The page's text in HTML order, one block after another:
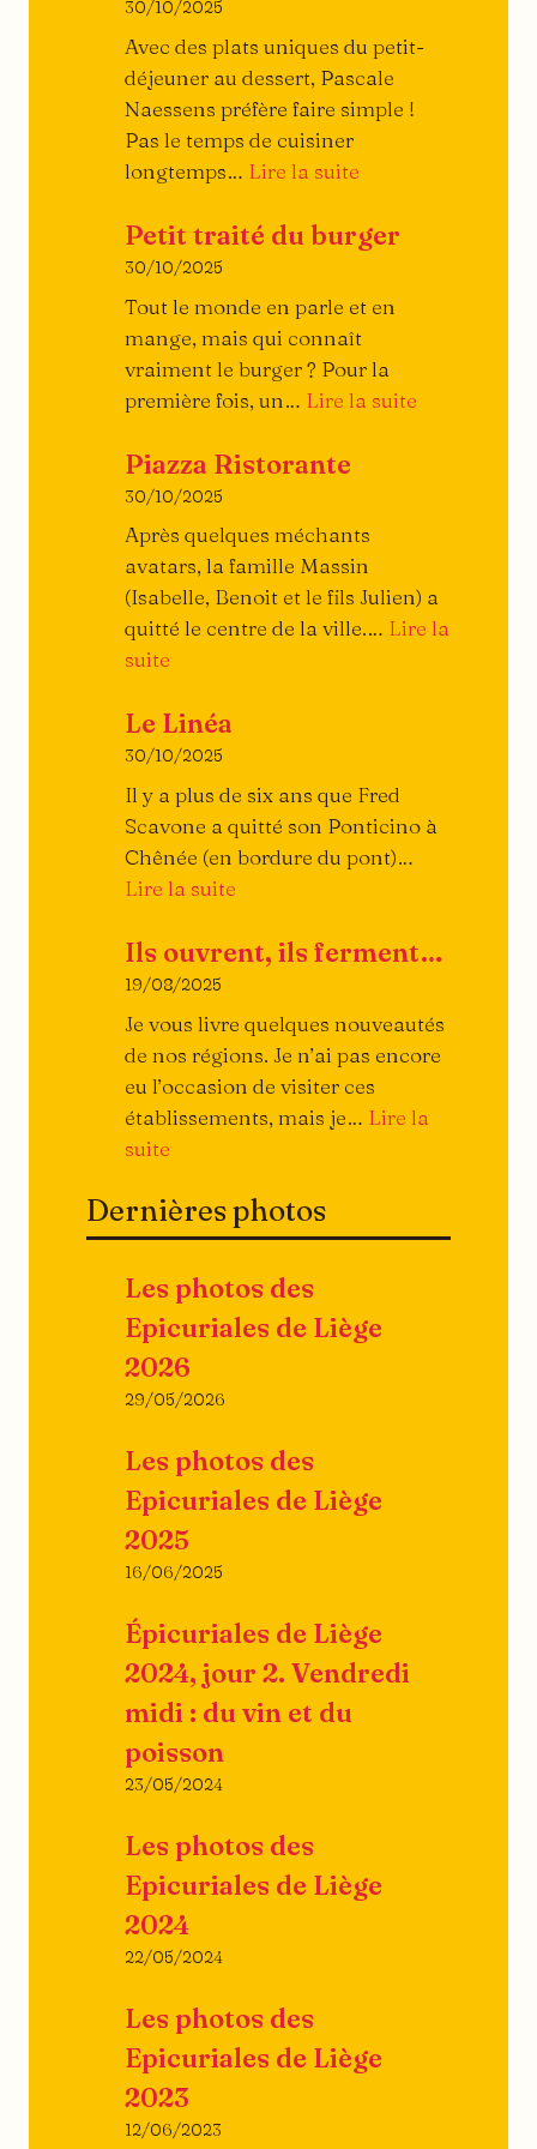
30/10/2025
Avec des plats uniques du petit-
déjeuner au dessert, Pascale
Naessens préfère faire simple !
Pas le temps de cuisiner
longtemps… Lire la suite
simple
Petit traité du burger
30/10/2025
Tout le monde en parle et en
mange, mais qui connaît
vraiment le burger ? Pour la
première fois, un… Lire la suite
Piazza Ristorante
30/10/2025
Après quelques méchants
avatars, la famille Massin
(Isabelle, Benoit et le fils Julien) a
quitté le centre de la ville.… Lire la
suite
Ristorante
Le Linéa
30/10/2025
Il y a plus de six ans que Fred
Scavone a quitté son Ponticino à
Chênée (en bordure du pont)…
Lire la suite
Linéa
Ils ouvrent, ils ferment…
19/08/2025
Je vous livre quelques nouveautés
de nos régions. Je n’ai pas encore
eu l’occasion de visiter ces
établissements, mais je… Lire la
suite
ouvrent,
ils
ferment…
Dernières photos
Les photos des
Epicuriales de Liège
2026
29/05/2026
Les photos des
Epicuriales de Liège
2025
16/06/2025
Épicuriales de Liège
2024, jour 2. Vendredi
midi : du vin et du
poisson
23/05/2024
Les photos des
Epicuriales de Liège
2024
22/05/2024
Les photos des
Epicuriales de Liège
2023
12/06/2023